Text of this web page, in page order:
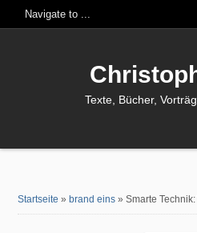
Texte, Bücher,
Startseite » brand eins »Smarte